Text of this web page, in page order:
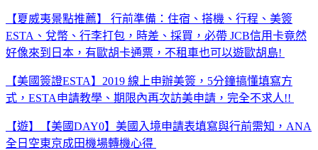
【夏威夷景點推薦】 行前準備：住宿、搭機、行程、美簽
ESTA、兌幣、行李打包，時差、採買，必帶 JCB信用卡竟然
好像來到日本，有歐胡卡通票，不租車也可以遊歐胡島!
【美國簽證ESTA】2019 線上申辦美簽，5分鐘搞懂填寫方
式，ESTA申請教學、期限內再次訪美申請，完全不求人!!
【遊】【美國DAY0】美國入境申請表填寫與行前需知，ANA
全日空東京成田機場轉機心得